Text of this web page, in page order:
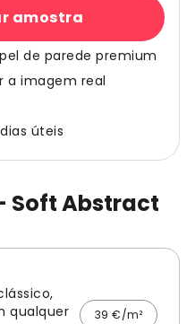
Soft Abstract
qualquer
39 €/m²
amostra
de parede premium
a imagem real
úteis